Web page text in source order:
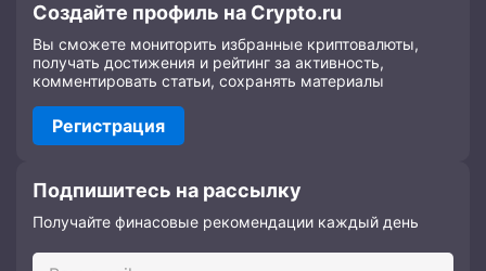
Создайте профиль на Crypto.ru
Вы сможете мониторить избранные криптовалюты,
получать достижения и рейтинг за активность,
комментировать статьи, сохранять материалы
Регистрация
Подпишитесь на рассылку
Получайте финасовые рекомендации каждый день